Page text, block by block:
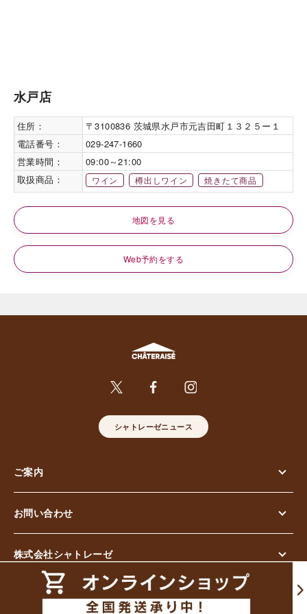
水戸店
住所：
〒3100836 茨城県水戸市元吉田町１３２５ー１
電話番号：
029-247-1660
営業時間：
09:00～21:00
取扱商品：
ワイン 樽出しワイン 焼きたて商品
地図を見る
Web予約をする
シャトレーゼニュース
ご案内
お問い合わせ
株式会社シャトレーゼ
© Chateraise Co.,Ltd. All Rights Reserved.